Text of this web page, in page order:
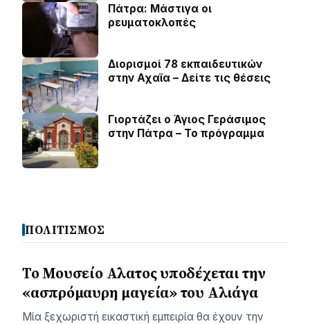
Πάτρα: Μάστιγα οι
ρευµατοκλοπές
Διορισμοί 78 εκπαιδευτικών
στην Αχαϊα – Δείτε τις θέσεις
Γιορτάζει ο Άγιος Γεράσιμος
στην Πάτρα – Το πρόγραμμα
ΠΟΛΙΤΙΣΜΟΣ
Το Μουσείο Αλατος υποδέχεται την
«ασπρόμαυρη μαγεία» του Αλιάγα
Μία ξεχωριστή εικαστική εμπειρία θα έχουν την